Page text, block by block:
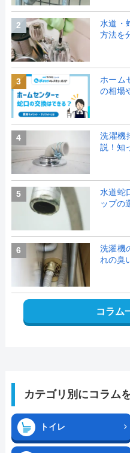
2
水道・
方法を
3
ホーム
の相場
4
洗濯機
説！知
5
水道蛇
ップの
6
洗濯機
れの臭
コラム
カテゴリ別にコラム
トイレ